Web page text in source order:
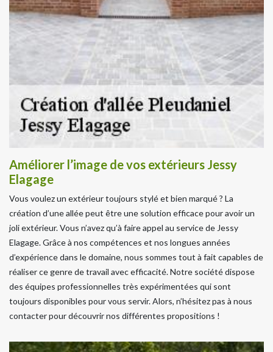
Améliorer l’image de vos extérieurs Jessy
Elagage
Vous voulez un extérieur toujours stylé et bien marqué ? La
création d’une allée peut être une solution efficace pour avoir un
joli extérieur. Vous n’avez qu’à faire appel au service de Jessy
Elagage. Grâce à nos compétences et nos longues années
d’expérience dans le domaine, nous sommes tout à fait capables de
réaliser ce genre de travail avec efficacité. Notre société dispose
des équipes professionnelles très expérimentées qui sont
toujours disponibles pour vous servir. Alors, n’hésitez pas à nous
contacter pour découvrir nos différentes propositions !